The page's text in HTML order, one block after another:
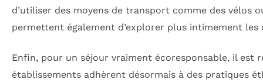
d’utiliser des moyens de transport comme des vélos
permettent également d’explorer plus intimement les
Enfin, pour un séjour vraiment écoresponsable, il est
établissements adhèrent désormais à des pratiques